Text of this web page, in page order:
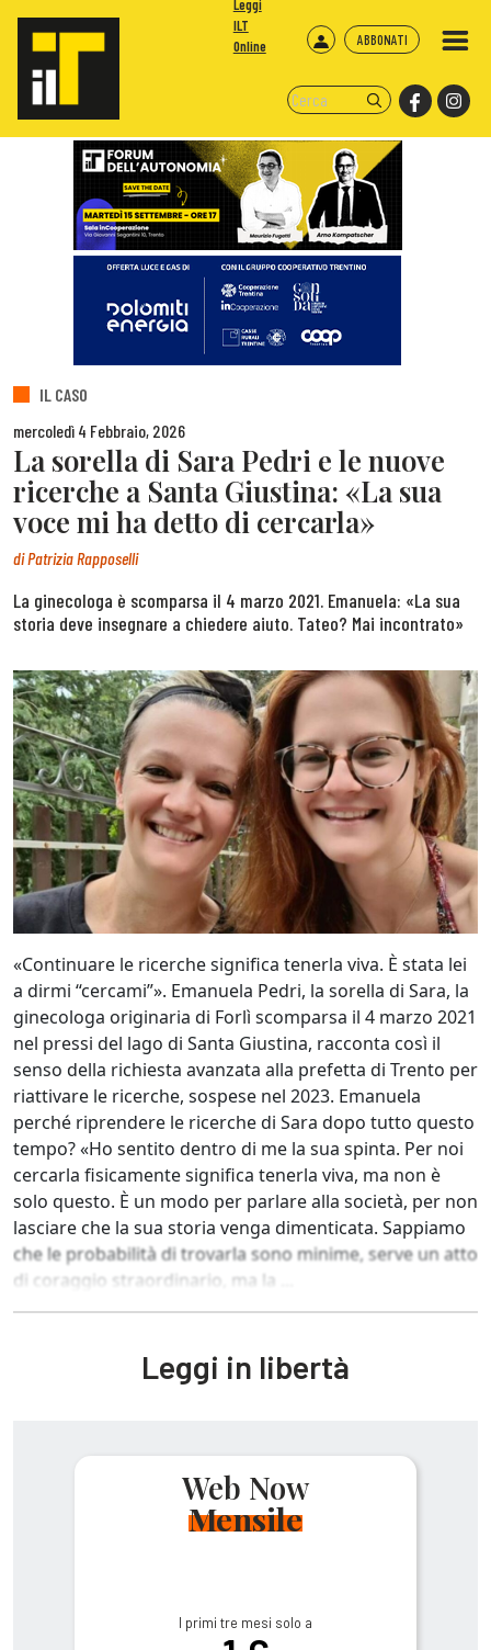
ABBONATI
Leggi
ILT
Online
IL CASO
mercoledì 4 Febbraio, 2026
La sorella di Sara Pedri e le nuove
ricerche a Santa Giustina: «La sua
voce mi ha detto di cercarla»
diPatrizia Rapposelli
La ginecologa è scomparsa il 4 marzo 2021. Emanuela: «La sua
storia deve insegnare a chiedere aiuto. Tateo? Mai incontrato»
«Continuare le ricerche significa tenerla viva. È stata lei
a dirmi “cercami”». Emanuela Pedri, la sorella di Sara, la
ginecologa originaria di Forlì scomparsa il 4 marzo 2021
nel pressi del lago di Santa Giustina, racconta così il
senso della richiesta avanzata alla prefetta di Trento per
riattivare le ricerche, sospese nel 2023. Emanuela
perché riprendere le ricerche di Sara dopo tutto questo
tempo? «Ho sentito dentro di me la sua spinta. Per noi
cercarla fisicamente significa tenerla viva, ma non è
solo questo. È un modo per parlare alla società, per non
lasciare che la sua storia venga dimenticata. Sappiamo
che le probabilità di trovarla sono minime, serve un atto
di coraggio straordinario, ma la ...
Leggi in libertà
Web Now
Mensile
I primi tre mesi solo a